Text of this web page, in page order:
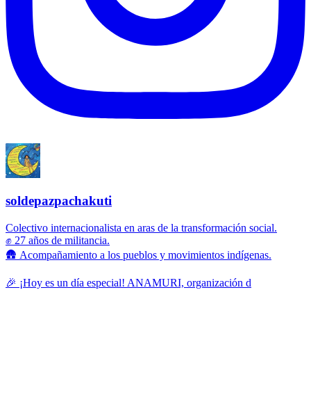
soldepazpachakuti
Colectivo internacionalista en aras de la transformación social.
✊ 27 años de militancia.
🛖 Acompañamiento a los pueblos y movimientos indígenas.
🎉 ¡Hoy es un día especial! ANAMURI, organización d